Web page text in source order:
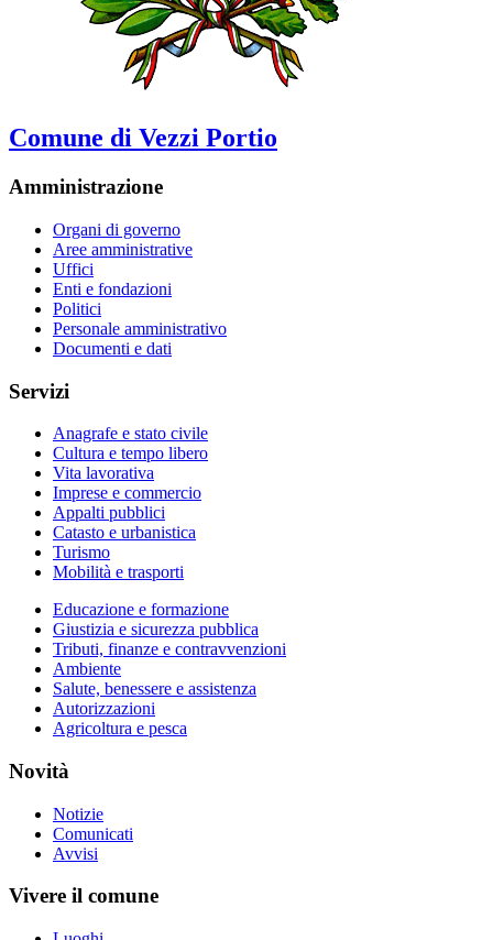
Comune di Vezzi Portio
Amministrazione
Organi di governo
Aree amministrative
Uffici
Enti e fondazioni
Politici
Personale amministrativo
Documenti e dati
Servizi
Anagrafe e stato civile
Cultura e tempo libero
Vita lavorativa
Imprese e commercio
Appalti pubblici
Catasto e urbanistica
Turismo
Mobilità e trasporti
Educazione e formazione
Giustizia e sicurezza pubblica
Tributi, finanze e contravvenzioni
Ambiente
Salute, benessere e assistenza
Autorizzazioni
Agricoltura e pesca
Novità
Notizie
Comunicati
Avvisi
Vivere il comune